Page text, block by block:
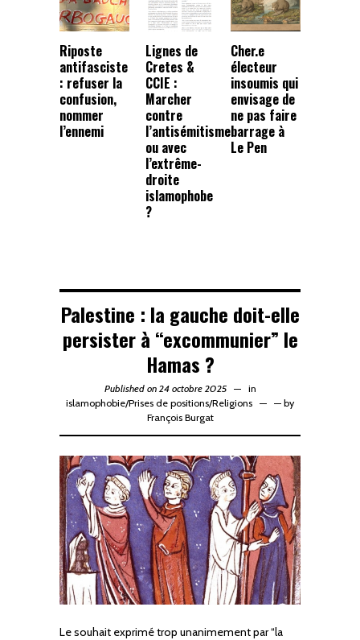
Riposte
antifasciste
: refuser la
confusion,
nommer
l’ennemi
Lignes de
Cretes &
CCIE :
Marcher
contre
l’antisémitisme
ou avec
l’extrême-
droite
islamophobe
?
Cher.e
électeur
insoumis qui
envisage de
ne pas faire
barrage à
Le Pen
Palestine : la gauche doit-elle
persister à “excommunier” le
Hamas ?
Published on 24 octobre 2025
in
islamophobie/Prises de positions/Religions — by
François Burgat
Le souhait exprimé trop unanimement par “la